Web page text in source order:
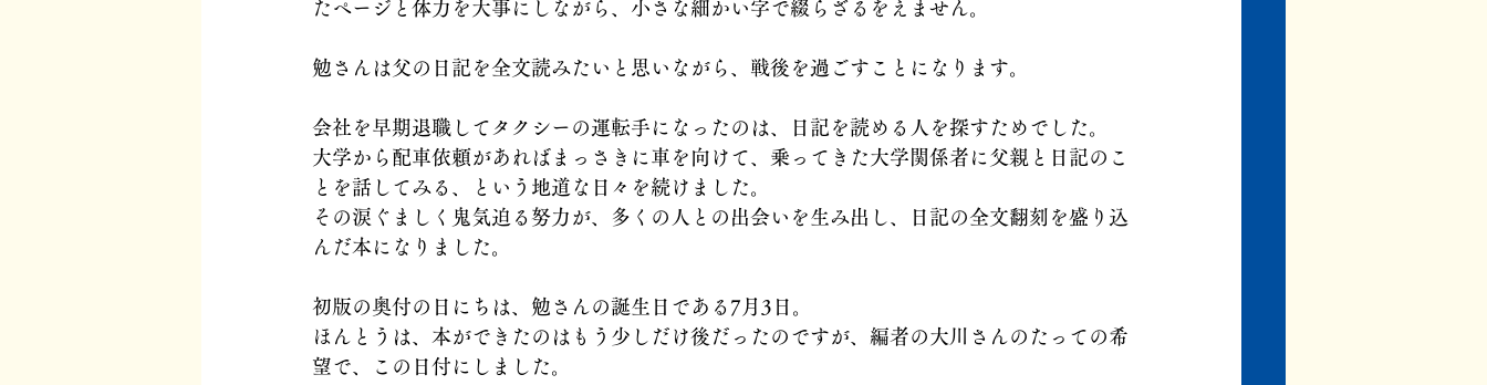
たページと体力を大事にしながら、小さな細かい字で綴らざるをえません。
勉さんは父の日記を全文読みたいと思いながら、戦後を過ごすことになります。
会社を早期退職してタクシーの運転手になったのは、日記を読める人を探すためでした。
大学から配車依頼があればまっさきに車を向けて、乗ってきた大学関係者に父親と日記のこ
とを話してみる、という地道な日々を続けました。
その涙ぐましく鬼気迫る努力が、多くの人との出会いを生み出し、日記の全文翻刻を盛り込
んだ本になりました。
初版の奥付の日にちは、勉さんの誕生日である7月3日。
ほんとうは、本ができたのはもう少しだけ後だったのですが、編者の大川さんのたっての希
望で、この日付にしました。